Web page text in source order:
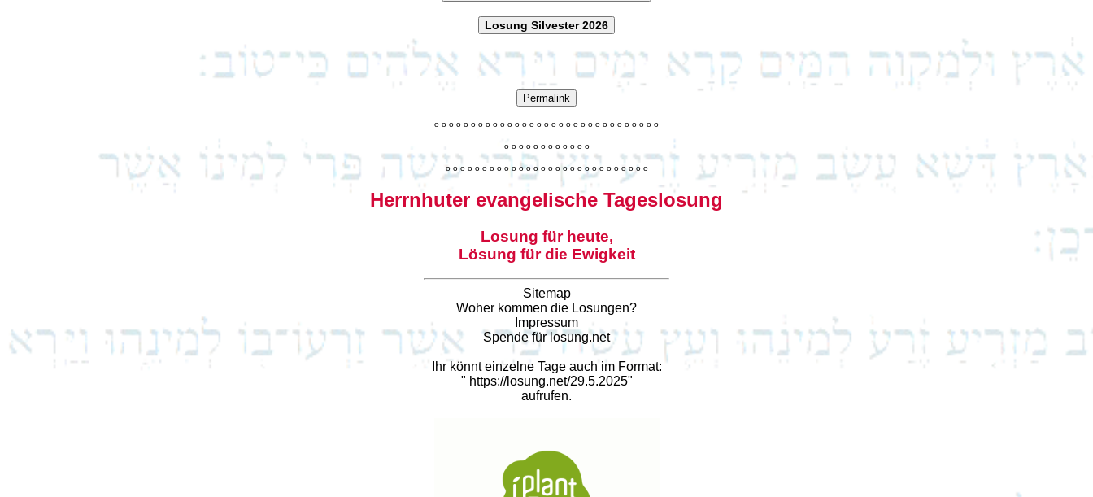
Losung Silvester 2026
Permalink
o o o o o o o o o o o o o o o o o o o o o o o o o o o o o o o
o o o o o o o o o o o o
o o o o o o o o o o o o o o o o o o o o o o o o o o o o
Herrnhuter evangelische Tageslosung
Losung für heute,
Lösung für die Ewigkeit
Sitemap
Woher kommen die Losungen?
Impressum
Spende für losung.net
Ihr könnt einzelne Tage auch im Format:
" https://losung.net/29.5.2025"
aufrufen.